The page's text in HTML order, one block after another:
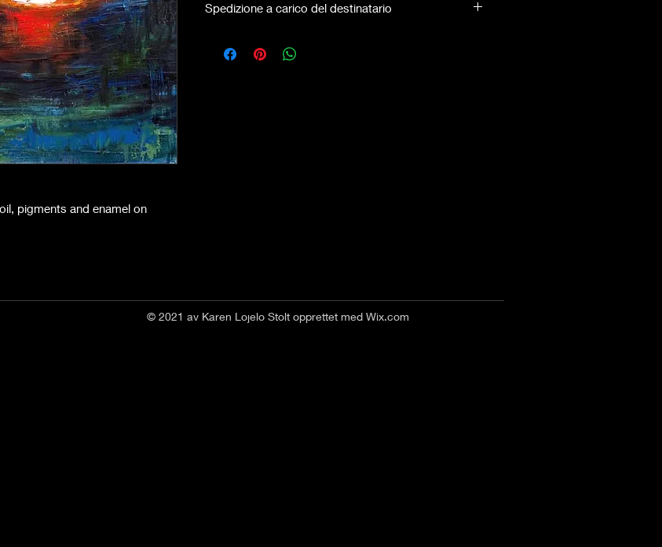
pigments and enamel on
Spedizione a carico del destinatario
© 2021 av Karen Lojelo Stolt opprettet med Wix.com